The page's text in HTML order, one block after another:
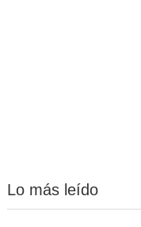
Lo más leído